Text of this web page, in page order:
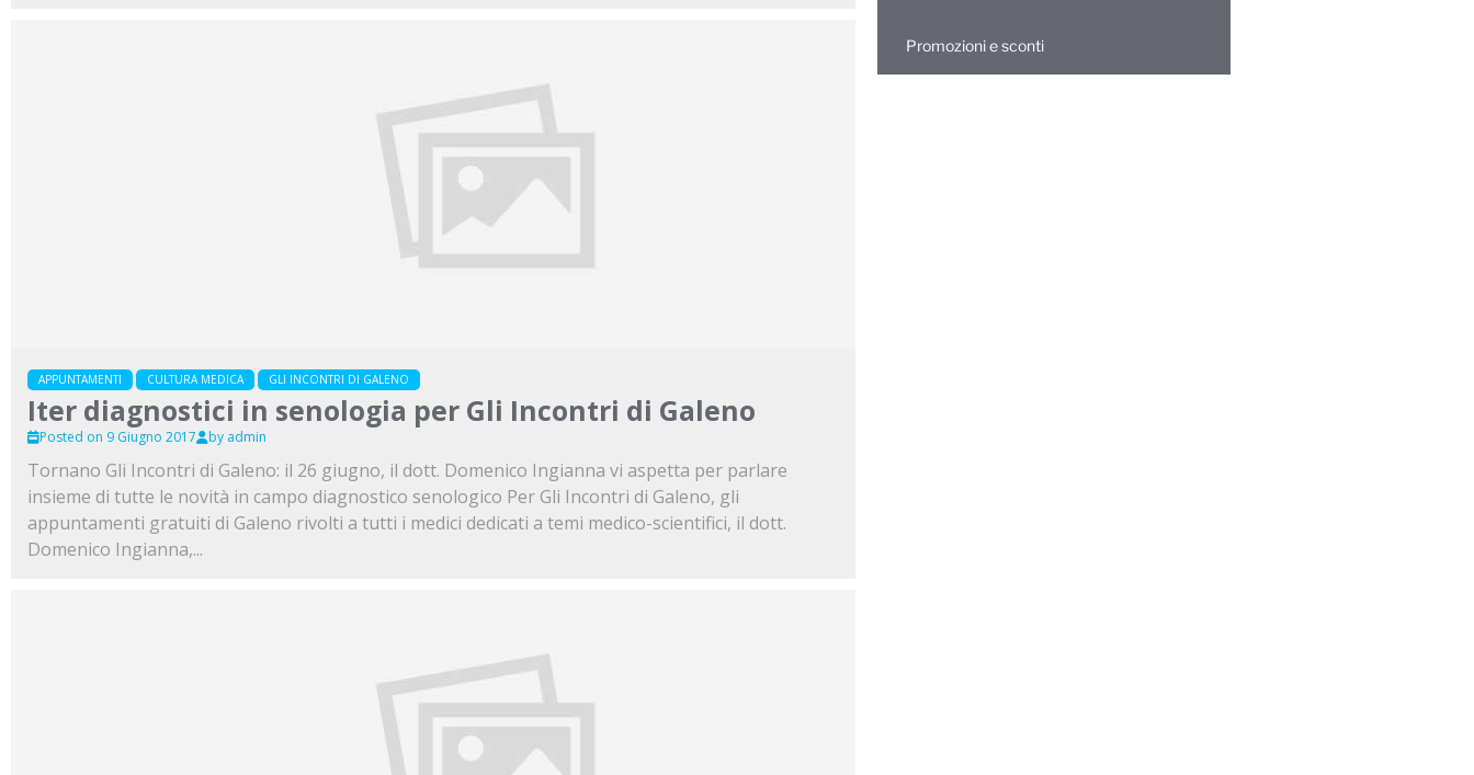
APPUNTAMENTI CULTURA MEDICA GLI INCONTRI DI GALENO
Iter diagnostici in senologia per Gli Incontri di Galeno
Posted on 9 Giugno 2017 by admin
Tornano Gli Incontri di Galeno: il 26 giugno, il dott. Domenico Ingianna vi aspetta per parlare
insieme di tutte le novità in campo diagnostico senologico Per Gli Incontri di Galeno, gli
appuntamenti gratuiti di Galeno rivolti a tutti i medici dedicati a temi medico-scientifici, il dott.
Domenico Ingianna,...
Promozioni e sconti